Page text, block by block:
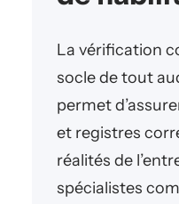
La vérification
socle de tout
permet
et registres
réalités de
spécialistes